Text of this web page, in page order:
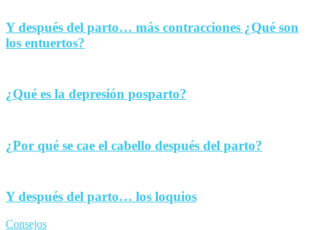
Y después del parto… más contracciones ¿Qué son
los entuertos?
¿Qué es la depresión posparto?
¿Por qué se cae el cabello después del parto?
Y después del parto… los loquios
Consejos